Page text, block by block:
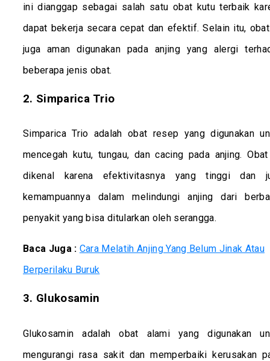
ini dianggap sebagai salah satu obat kutu terbaik
dapat bekerja secara cepat dan efektif. Selain itu,
juga aman digunakan pada anjing yang alergi
beberapa jenis obat.
2. Simparica Trio
Simparica Trio adalah obat resep yang digunakan
mencegah kutu, tungau, dan cacing pada anjing.
dikenal karena efektivitasnya yang tinggi dan
kemampuannya dalam melindungi anjing dari
penyakit yang bisa ditularkan oleh serangga.
Baca Juga : Cara Melatih Anjing Yang Belum Jinak Atau
Berperilaku Buruk
3. Glukosamin
Glukosamin adalah obat alami yang digunakan
mengurangi rasa sakit dan memperbaiki kerusakan